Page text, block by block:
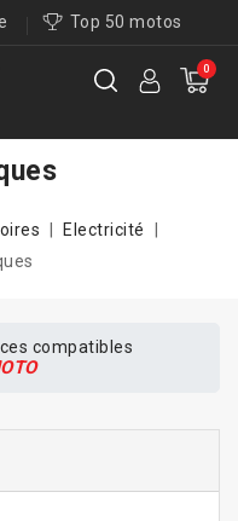
Top 50 motos
0
Electricité
compatibles